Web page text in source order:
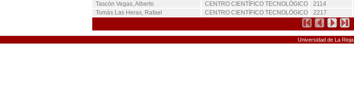
Tascón Vegas, Alberto
CENTRO CIENTÍFICO TECNOLÓGICO 2114
Tomás Las Heras, Rafael
CENTRO CIENTÍFICO TECNOLÓGICO 2217
Universidad de La Rioja